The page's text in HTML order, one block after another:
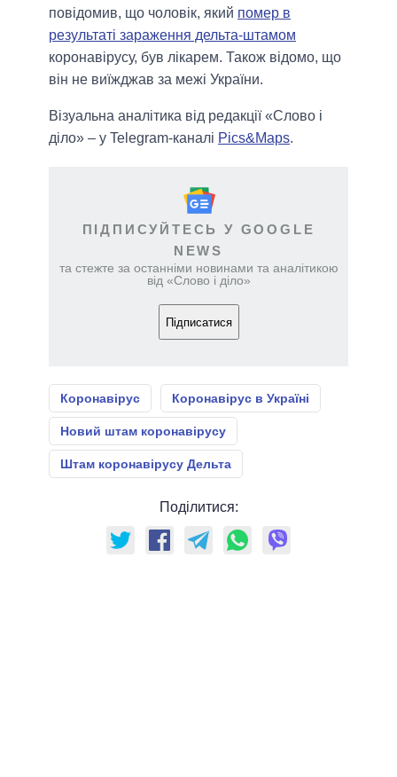
повідомив, що чоловік, який помер в
результаті зараження дельта-штамом
коронавірусу, був лікарем. Також відомо, що
він не виїжджав за межі України.
Візуальна аналітика від редакції «Слово і
діло» – у Telegram-каналі Pics&Maps.
ПІДПИСУЙТЕСЬ У GOOGLE
NEWS
та стежте за останніми новинами та аналітикою
від «Слово і діло»
Підписатися
Коронавірус Коронавірус в Україні
Новий штам коронавірусу
Штам коронавірусу Дельта
Поділитися: